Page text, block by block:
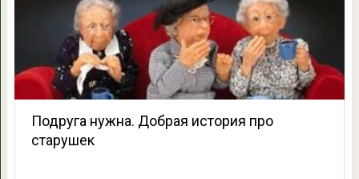
Подруга нужна. Добрая история про
старушек